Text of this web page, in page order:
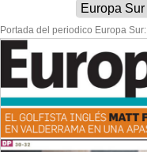
Portada del periodico Europa Sur: